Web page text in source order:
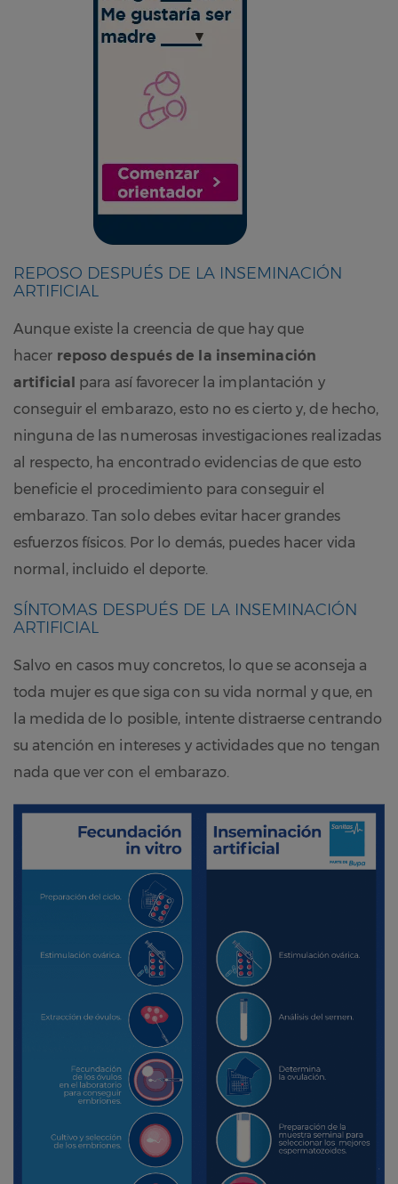
REPOSO DESPUÉS DE LA INSEMINACIÓN
ARTIFICIAL
Aunque existe la creencia de que hay que
hacer reposo después de la inseminación
artificial para así favorecer la implantación y
conseguir el embarazo, esto no es cierto y, de hecho,
ninguna de las numerosas investigaciones realizadas
al respecto, ha encontrado evidencias de que esto
beneficie el procedimiento para conseguir el
embarazo. Tan solo debes evitar hacer grandes
esfuerzos físicos. Por lo demás, puedes hacer vida
normal, incluido el deporte.
SÍNTOMAS DESPUÉS DE LA INSEMINACIÓN
ARTIFICIAL
Salvo en casos muy concretos, lo que se aconseja a
toda mujer es que siga con su vida normal y que, en
la medida de lo posible, intente distraerse centrando
su atención en intereses y actividades que no tengan
nada que ver con el embarazo.